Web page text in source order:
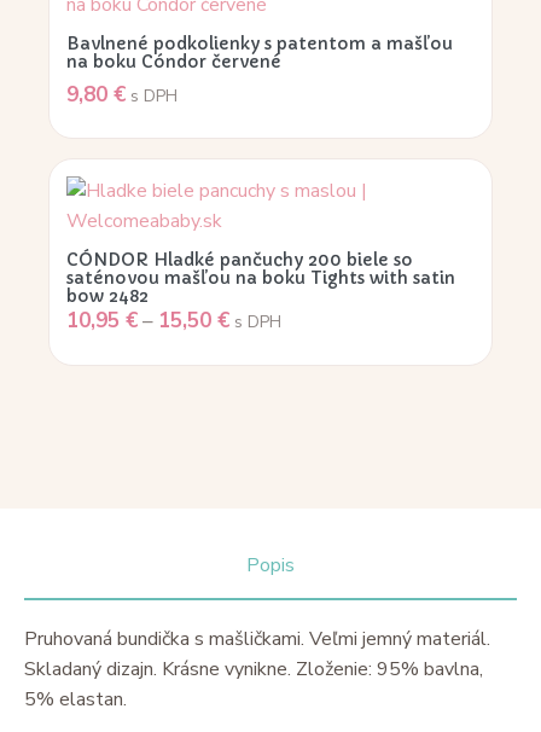
Bavlnené podkolienky s patentom a mašľou
na boku Cóndor červené
9,80 € s DPH
CÓNDOR Hladké pančuchy 200 biele so
saténovou mašľou na boku Tights with satin
bow 2482
10,95 €– 15,50 € s DPH
Popis
Pruhovaná bundička s mašličkami. Veľmi jemný materiál.
Skladaný dizajn. Krásne vynikne. Zloženie: 95% bavlna,
5% elastan.